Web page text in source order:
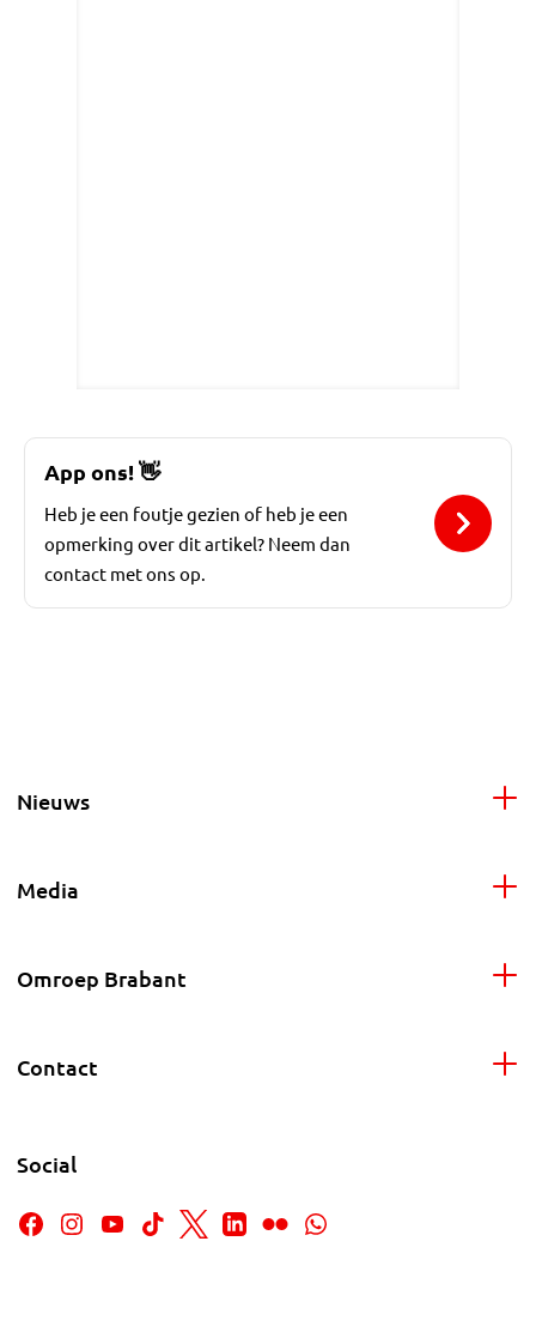
App ons!👋
Heb je een foutje gezien of heb je een
opmerking over dit artikel? Neem dan
contact met ons op.
Nieuws
Media
Omroep Brabant
Contact
Social